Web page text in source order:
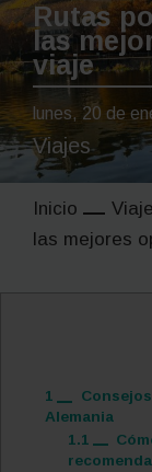
Rutas
las
viaje
lunes, 20 de
Viajes
Inicio
las mejores
1
Alemania
1.1